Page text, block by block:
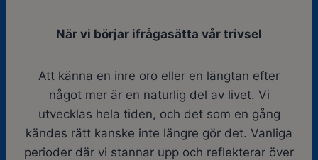
När vi börjar ifrågasätta vår trivsel
Att känna en inre oro eller en längtan efter
något mer är en naturlig del av livet. Vi
utvecklas hela tiden, och det som en gång
kändes rätt kanske inte längre gör det. Vanliga
perioder där vi stannar upp och reflekterar över